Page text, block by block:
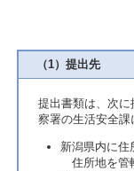
（1）提出先
提出書類は、次
察署の生活安全課
新潟県内に住
住所地を管